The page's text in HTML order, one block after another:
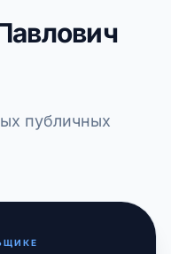
публичных